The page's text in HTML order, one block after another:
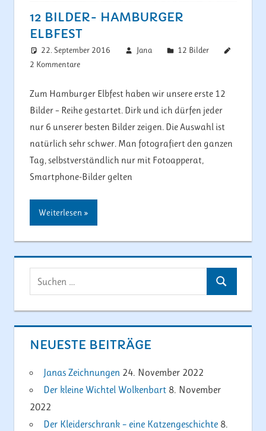
12 BILDER- HAMBURGER
ELBFEST
22. September 2016 Jana
12 Bilder
2 Kommentare
Zum Hamburger Elbfest haben wir unsere erste 12
Bilder – Reihe gestartet. Dirk und ich dürfen jeder
nur 6 unserer besten Bilder zeigen. Die Auswahl ist
natürlich sehr schwer. Man fotografiert den ganzen
Tag, selbstverständlich nur mit Fotoapperat,
Smartphone-Bilder gelten
Weiterlesen
Suchen
nach:
Suchen
NEUESTE BEITRÄGE
Janas Zeichnungen 24. November 2022
Der kleine Wichtel Wolkenbart 8. November
2022
Der Kleiderschrank – eine Katzengeschichte 8.